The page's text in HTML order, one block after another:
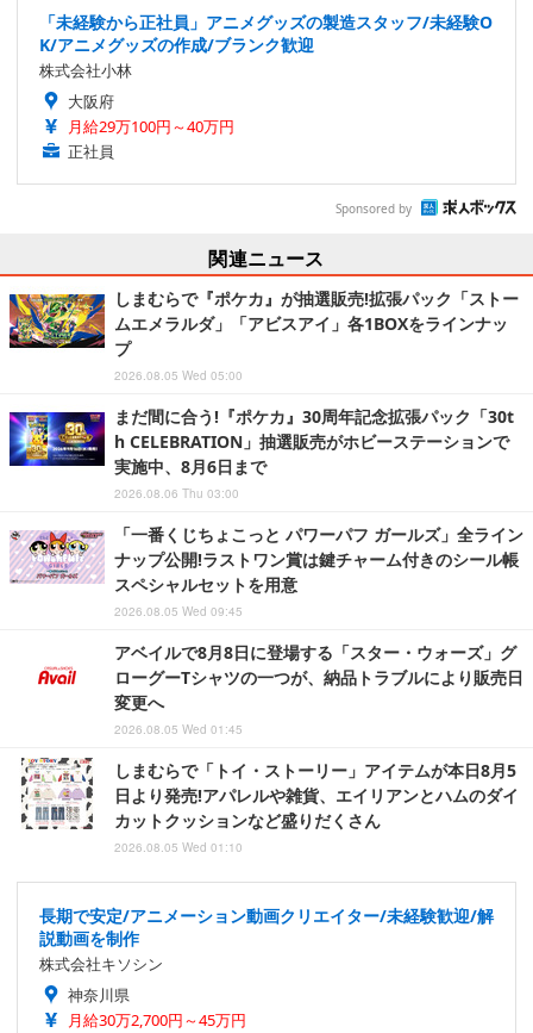
「未経験から正社員」アニメグッズの製造スタッフ/未経験O
K/アニメグッズの作成/ブランク歓迎
株式会社小林
大阪府
月給29万100円～40万円
正社員
Sponsored by
関連ニュース
しまむらで『ポケカ』が抽選販売!拡張パック「ストー
ムエメラルダ」「アビスアイ」各1BOXをラインナッ
プ
2026.08.05 Wed 05:00
まだ間に合う!『ポケカ』30周年記念拡張パック「30t
h CELEBRATION」抽選販売がホビーステーションで
実施中、8月6日まで
2026.08.06 Thu 03:00
「一番くじちょこっと パワーパフ ガールズ」全ライン
ナップ公開!ラストワン賞は鍵チャーム付きのシール帳
スペシャルセットを用意
2026.08.05 Wed 09:45
アベイルで8月8日に登場する「スター・ウォーズ」グ
ローグーTシャツの一つが、納品トラブルにより販売日
変更へ
2026.08.05 Wed 01:45
しまむらで「トイ・ストーリー」アイテムが本日8月5
日より発売!アパレルや雑貨、エイリアンとハムのダイ
カットクッションなど盛りだくさん
2026.08.05 Wed 01:10
長期で安定/アニメーション動画クリエイター/未経験歓迎/解
説動画を制作
株式会社キソシン
神奈川県
月給30万2,700円～45万円